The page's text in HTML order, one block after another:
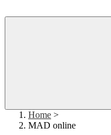
Home >
MAD online